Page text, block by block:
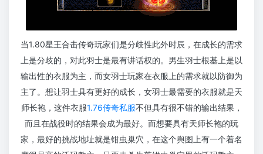
当1.80星王合击传奇玩家们是分歧性此外时辰，在成长的需求
上是分歧的，对此羽士是最有讲话权的。男生羽士根基上是以
输出性的衣服为主，而女羽士玩家在衣服上的需求就以防御为
主了。想让羽士具有更好的成长，女羽士最需要的衣服就是天
师长袍，这件衣服1.76传奇私服不但具有很不错的输出结果，
而且在战役时的结果会成为最好。而想要具有天师长袍的玩
家，最好的挑战地址就是钳虫巢穴，在这个舆图上有一个着名